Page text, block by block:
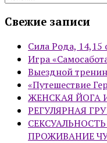
Свежие записи
Сила Рода, 14,15
Игра
Выездной
«Путешествие
ЖЕНСКАЯ ЙОГА
РЕГУЛЯРНАЯ
ПРОЖИВАНИЕ